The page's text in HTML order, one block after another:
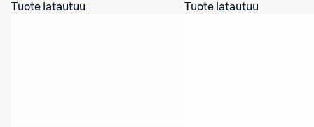
Tuote latautuu
Tuote latautuu